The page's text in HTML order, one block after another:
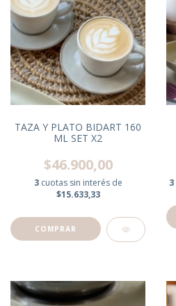
TAZA Y PLATO BIDART 160
ML SET X2
$46.900,00
3 cuotas sin interés de
$15.633,33
3